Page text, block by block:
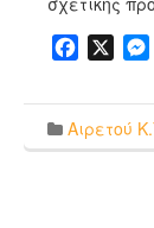
Facebook
Αιρετού